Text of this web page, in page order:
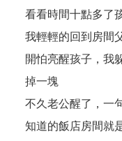
看看時間十點多了
我輕輕的回到房間
開怕亮醒孩子，我
掉一塊
不久老公醒了，一
知道的飯店房間就